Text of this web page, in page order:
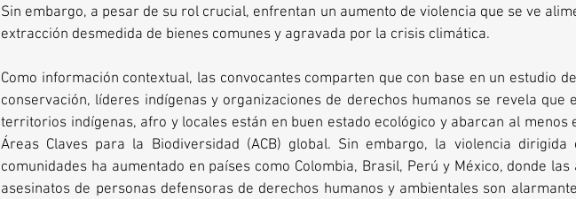
Sin embargo, a pesar de su rol crucial, enfrentan un aumento de violencia que se ve
extracción desmedida de bienes comunes y agravada por la crisis climática.
Como información contextual, las convocantes comparten que con base en un estudio
conservación, líderes indígenas y organizaciones de derechos humanos se revela que
territorios indígenas, afro y locales están en buen estado ecológico y abarcan al menos
Áreas Claves para la Biodiversidad (ACB) global. Sin embargo, la violencia dirigida
comunidades ha aumentado en países como Colombia, Brasil, Perú y México, donde
asesinatos de personas defensoras de derechos humanos y ambientales son